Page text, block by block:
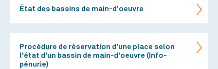
État des bassins de main-d'oeuvre
Procédure de réservation d'une place selon
l'état d'un bassin de main-d'oeuvre (Info-
pénurie)